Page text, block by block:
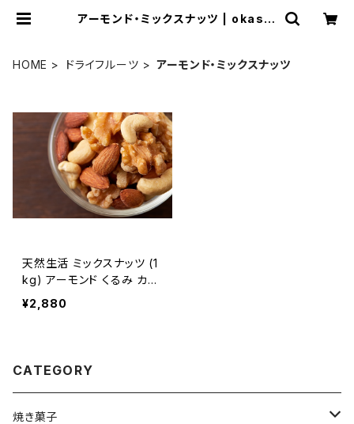
アーモンド・ミックスナッツ | okashi
HOME ドライフルーツ アーモンド・ミックスナッツ
天然生活 ミックスナッツ (1
kg) アーモンド くるみ カシ
ューナッツ 食品添加物不使
用 食塩不使用 油不使用 お
¥2,880
CATEGORY
焼き菓子